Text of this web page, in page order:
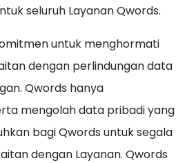
seluruh Layanan Qwords.
untuk menghormati
dengan perlindungan data
Qwords hanya
mengolah data pribadi yang
bagi Qwords untuk segala
dengan Layanan. Qwords